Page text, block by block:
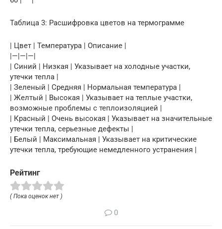
Таблица 3: Расшифровка цветов на термограмме
| Цвет | Температура | Описание |
|—|—|—|
| Синий | Низкая | Указывает на холодные участки,
утечки тепла |
| Зеленый | Средняя | Нормальная температура |
| Желтый | Высокая | Указывает на теплые участки,
возможные проблемы с теплоизоляцией |
| Красный | Очень высокая | Указывает на значительные
утечки тепла, серьезные дефекты |
| Белый | Максимальная | Указывает на критические
утечки тепла, требующие немедленного устранения |
Рейтинг
( Пока оценок нет )
0